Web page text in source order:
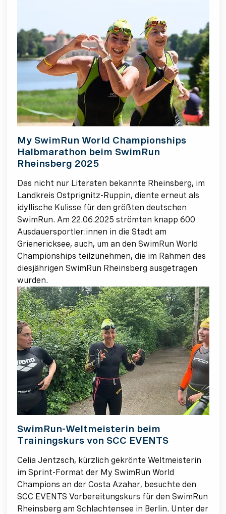
My SwimRun World Championships
Halbmarathon beim SwimRun
Rheinsberg 2025
Das nicht nur Literaten bekannte Rheinsberg, im
Landkreis Ostprignitz-Ruppin, diente erneut als
idyllische Kulisse für den größten deutschen
SwimRun. Am 22.06.2025 strömten knapp 600
Ausdauersportler:innen in die Stadt am
Grienericksee, auch, um an den SwimRun World
Championships teilzunehmen, die im Rahmen des
diesjährigen SwimRun Rheinsberg ausgetragen
wurden.
SwimRun-Weltmeisterin beim
Trainingskurs von SCC EVENTS
Celia Jentzsch, kürzlich gekrönte Weltmeisterin
im Sprint-Format der My SwimRun World
Champions an der Costa Azahar, besuchte den
SCC EVENTS Vorbereitungskurs für den SwimRun
Rheinsberg am Schlachtensee in Berlin. Unter der